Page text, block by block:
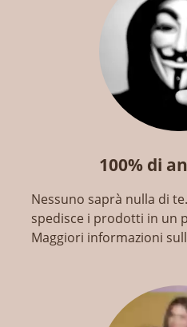
100% di
Nessuno saprà nulla di
spedisce i prodotti in un
Maggiori informazioni